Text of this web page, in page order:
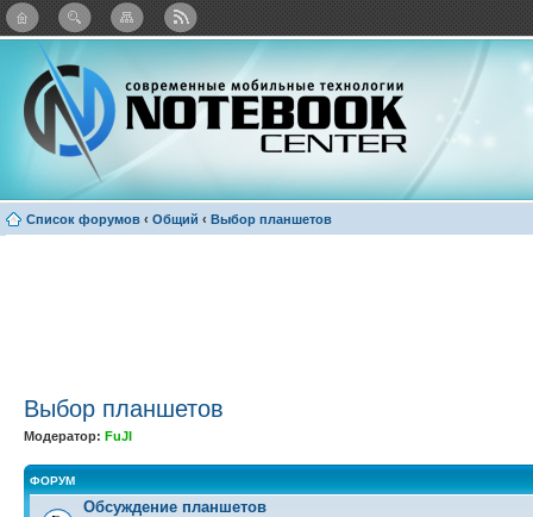
Каталог виджетов
Список форумов ‹ Общий ‹ Выбор планшетов
Выбор планшетов
Модератор: FuJI
ФОРУМ
Обсуждение планшетов